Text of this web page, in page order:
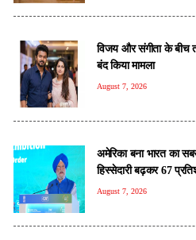
विजय और संगीता के बीच
बंद किया मामला
August 7, 2026
अमेरिका बना भारत का
हिस्सेदारी बढ़कर 67
August 7, 2026